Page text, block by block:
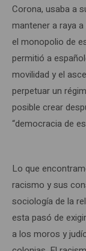
Corona, usaba a
mantener a raya
el monopolio de
permitió a
movilidad y el
perpetuar un
posible crear
“democracia de
Lo que
racismo y sus
sociología de la
esta pasó de
a los moros y